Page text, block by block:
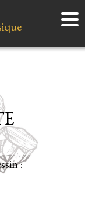
Accueil
Instruments
et ressources
: